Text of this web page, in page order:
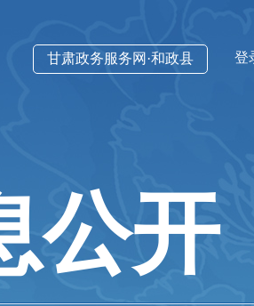
登
甘肃政务服务网·和政县
公开